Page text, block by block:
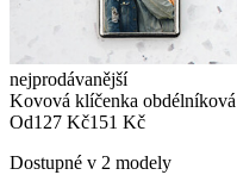
nejprodávanější
Kovová klíčenka obdélníková
Od127 Kč151 Kč
Dostupné v 2 modely